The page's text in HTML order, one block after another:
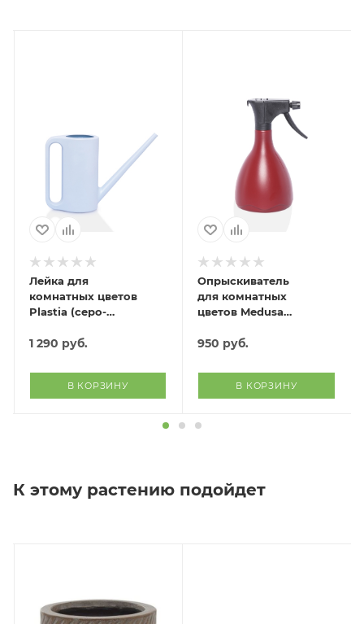
Лейка для
комнатных цветов
Plastia (серо-
1 290 руб.
В КОРЗИНУ
Опрыскиватель
для комнатных
цветов Medusa
950 руб.
В КОРЗИНУ
К этому растению подойдет